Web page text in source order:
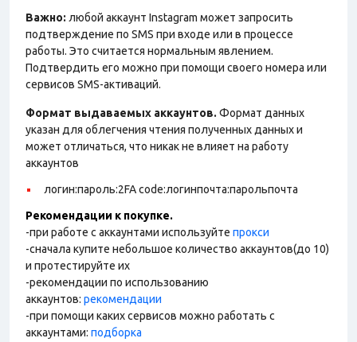
Важно: любой аккаунт Instagram может запросить
подтверждение по SMS при входе или в процессе
работы. Это считается нормальным явлением.
Подтвердить его можно при помощи своего номера или
сервисов SMS-активаций.
Формат выдаваемых аккаунтов. Формат данных
указан для облегчения чтения полученных данных и
может отличаться, что никак не влияет на работу
аккаунтов
логин:пароль:2FA code:логинпочта:парольпочта
Рекомендации к покупке.
-при работе с аккаунтами используйте прокси
-сначала купите небольшое количество аккаунтов(до 10)
и протестируйте их
-рекомендации по использованию
аккаунтов: рекомендации
-при помощи каких сервисов можно работать с
аккаунтами: подборка